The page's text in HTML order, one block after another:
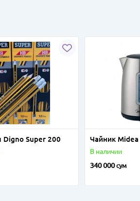
Digno Super 200 Чайник Midea
В наличии
340 000сум